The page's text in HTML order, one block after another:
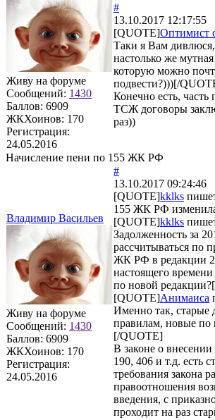
Живу на форуме
Сообщений: 1430
Баллов: 6909
ЖКХоинов: 170
Регистрация:
24.05.2016
#
13.10.2017 12:17:55
[QUOTE]Оптимист
Таки я Вам дивлюся,
настолько же
которую можно
подвести?)))[/
Конечно есть, часть
ТСЖ договоры
раз))
Начисление пени по 155 ЖК РФ
Владимир Васильев
Живу на форуме
Сообщений: 1430
Баллов: 6909
ЖКХоинов: 170
Регистрация:
24.05.2016
#
13.10.2017 09:24:46
[QUOTE]kklks
155 ЖК РФ
[QUOTE]kklks
Задолженность за
рассчитываться по
ЖК РФ в редакции
настоящего
по новой
[QUOTE]Анимаиса
Именно так, старые
правилам, новые
[/QUOTE]
В законе о
190, 406 и т.д. есть
требования закона
правоотношения
введения, с
проходит на раз